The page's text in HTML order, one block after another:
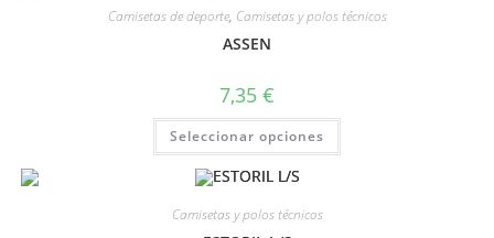
Camisetas de deporte, Camisetas y polos técnicos
ASSEN
7,35 €
Seleccionar opciones
Camisetas y polos técnicos